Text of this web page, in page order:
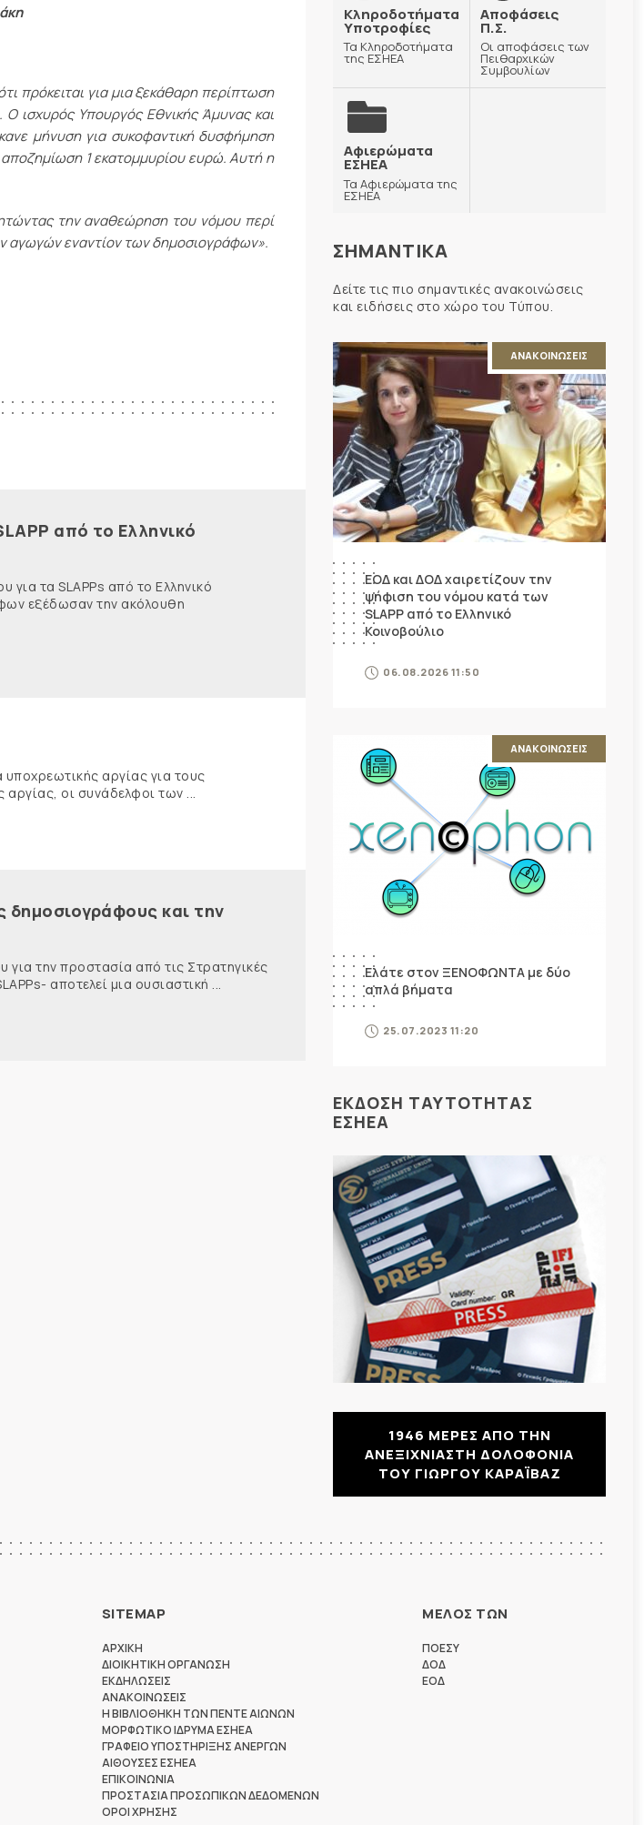
πρόκειται για μια ξεκάθαρη περίπτωση
ισχυρός Υπουργός Εθνικής Άμυνας και
μήνυση για συκοφαντική δυσφήμηση
1 εκατομμυρίου ευρώ. Αυτή η
την αναθεώρηση του νόμου περί
αγωγών εναντίον των δημοσιογράφων».
από το Ελληνικό
για τα SLAPPs από το Ελληνικό
εξέδωσαν την ακόλουθη
αργίας για τους
οι συνάδελφοι των ...
δημοσιογράφους και την
για την προστασία από τις Στρατηγικές
αποτελεί μια ουσιαστική ...
Κληροδοτήματα
Υποτροφίες
Τα Κληροδοτήματα
της ΕΣΗΕΑ
Αποφάσεις
Π.Σ.
Οι αποφάσεις των
Πειθαρχικών
Συμβουλίων
Αφιερώματα
ΕΣΗΕΑ
Τα Αφιερώματα της
ΕΣΗΕΑ
ΣΗΜΑΝΤΙΚΑ
Δείτε τις πιο σημαντικές ανακοινώσεις
και ειδήσεις στο χώρο του Τύπου.
ΑΝΑΚΟΙΝΩΣΕΙΣ
ΕΟΔ και ΔΟΔ χαιρετίζουν την
ψήφιση του νόμου κατά των
SLAPP από το Ελληνικό
Κοινοβούλιο
06.08.2026 11:50
ΑΝΑΚΟΙΝΩΣΕΙΣ
Ελάτε στον ΞΕΝΟΦΩΝΤΑ με δύο
απλά βήματα
25.07.2023 11:20
ΕΚΔΟΣΗ ΤΑΥΤΟΤΗΤΑΣ
ΕΣΗΕΑ
1946 ΜΕΡΕΣ ΑΠΟ ΤΗΝ
ΑΝΕΞΙΧΝΙΑΣΤΗ ΔΟΛΟΦΟΝΙΑ
ΤΟΥ ΓΙΩΡΓΟΥ ΚΑΡΑΪΒΑΖ
SITEMAP
ΑΡΧΙΚΗ
ΔΙΟΙΚΗΤΙΚΗ ΟΡΓΑΝΩΣΗ
ΕΚΔΗΛΩΣΕΙΣ
ΑΝΑΚΟΙΝΩΣΕΙΣ
Η ΒΙΒΛΙΟΘΗΚΗ ΤΩΝ ΠΕΝΤΕ ΑΙΩΝΩΝ
ΜΟΡΦΩΤΙΚΟ ΙΔΡΥΜΑ ΕΣΗΕΑ
ΓΡΑΦΕΙΟ ΥΠΟΣΤΗΡΙΞΗΣ ΑΝΕΡΓΩΝ
ΑΙΘΟΥΣΕΣ ΕΣΗΕΑ
ΕΠΙΚΟΙΝΩΝΙΑ
ΠΡΟΣΤΑΣΙΑ ΠΡΟΣΩΠΙΚΩΝ ΔΕΔΟΜΕΝΩΝ
ΟΡΟΙ ΧΡΗΣΗΣ
ΜΕΛΟΣ ΤΩΝ
ΠΟΕΣΥ
ΔΟΔ
ΕΟΔ